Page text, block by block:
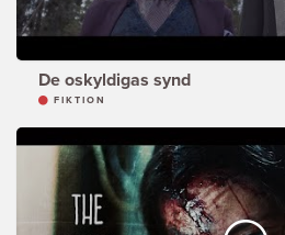
De oskyldigas synd
FIKTION